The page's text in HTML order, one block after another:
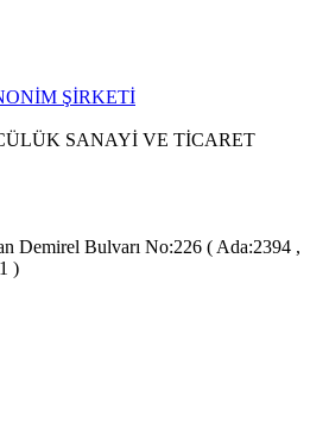
ŞİRKETİ
SANAYİ VE TİCARET
Demirel Bulvarı No:226 ( Ada:2394 ,
)